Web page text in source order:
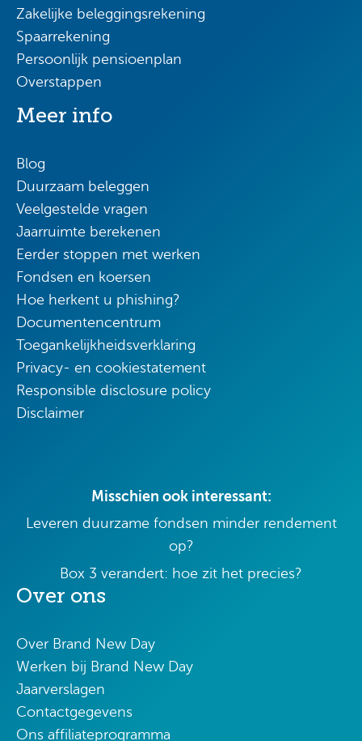
Zakelijke beleggingsrekening
Spaarrekening
Persoonlijk pensioenplan
Overstappen
Meer info
Blog
Duurzaam beleggen
Veelgestelde vragen
Jaarruimte berekenen
Eerder stoppen met werken
Fondsen en koersen
Hoe herkent u phishing?
Documentencentrum
Toegankelijkheidsverklaring
Privacy- en cookiestatement
Responsible disclosure policy
Disclaimer
Misschien ook interessant:
Leveren duurzame fondsen minder rendement
op?
Box 3 verandert: hoe zit het precies?
Over ons
Over Brand New Day
Werken bij Brand New Day
Jaarverslagen
Contactgegevens
Ons affiliateprogramma